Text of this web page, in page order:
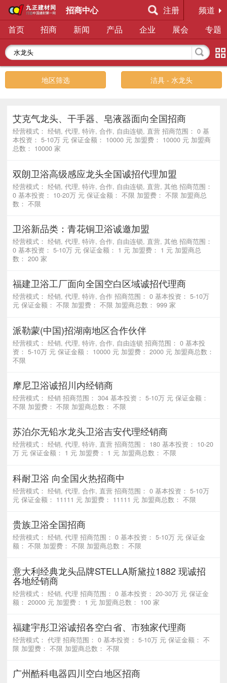
招商中心 注册
频道
首页
招商 新闻 产品 企业 展会 专题
地区筛选 洁具 - 水龙头
艾克气龙头、干手器、皂液器面向全国招商
经营模式： 经销, 代理, 特许, 合作, 自由连锁, 直营 招商范围： 0 基
本投资： 5-10万 元 保证金额： 10000 元 加盟费： 10000 元 加盟商
总数： 10000 家
双朗卫浴高级感应龙头全国诚招代理加盟
经营模式： 经销, 代理, 特许, 合作, 自由连锁, 直营, 其他 招商范围：
0 基本投资： 10-20万 元 保证金额： 不限 加盟费： 不限 加盟商总
数： 不限
卫浴新品类：青花铜卫浴诚邀加盟
经营模式： 经销, 代理, 特许, 合作, 自由连锁, 直营, 其他 招商范围：
0 基本投资： 5-10万 元 保证金额： 1 元 加盟费： 1 元 加盟商总
数： 200 家
福建卫浴工厂面向全国空白区域诚招代理商
经营模式： 经销, 代理, 特许, 合作 招商范围： 0 基本投资： 5-10万
元 保证金额： 不限 加盟费： 不限 加盟商总数： 999 家
派勒蒙(中国)招湖南地区合作伙伴
经营模式： 经销, 代理, 特许, 合作, 自由连锁 招商范围： 0 基本投
资： 5-10万 元 保证金额： 10000 元 加盟费： 2000 元 加盟商总数：
不限
摩尼卫浴诚招川内经销商
经营模式： 经销 招商范围： 304 基本投资： 5-10万 元 保证金额：
不限 加盟费： 不限 加盟商总数： 不限
苏泊尔无铅水龙头卫浴吉安代理经销商
经营模式： 经销, 代理, 特许, 直营 招商范围： 180 基本投资： 10-20
万 元 保证金额： 1 元 加盟费： 1 元 加盟商总数： 不限
科耐卫浴 向全国火热招商中
经营模式： 经销, 代理, 合作, 直营 招商范围： 0 基本投资： 5-10万
元 保证金额： 11111 元 加盟费： 11111 元 加盟商总数： 不限
贵族卫浴全国招商
经营模式： 经销, 代理 招商范围： 0 基本投资： 5-10万 元 保证金
额： 不限 加盟费： 不限 加盟商总数： 不限
意大利经典龙头品牌STELLA斯黛拉1882 现诚招
各地经销商
经营模式： 经销, 代理 招商范围： 0 基本投资： 20-30万 元 保证金
额： 20000 元 加盟费： 1 元 加盟商总数： 100 家
福建宇彤卫浴诚招各空白省、市独家代理商
经营模式： 代理 招商范围： 0 基本投资： 5-10万 元 保证金额： 不
限 加盟费： 不限 加盟商总数： 不限
广州酷科电器四川空白地区招商